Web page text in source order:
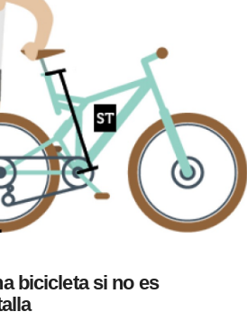
bicicleta si no es